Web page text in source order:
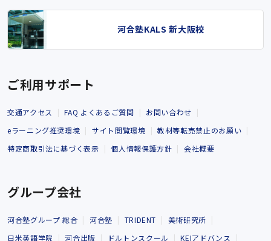
河合塾KALS 新大阪校
ご利用サポート
交通アクセス FAQ よくあるご質問
お問い合わせ
eラーニング推奨環境
サイト閲覧環境
教材等転売禁止のお願い
特定商取引法に基づく表示
個人情報保護方針 会社概要
グループ会社
河合塾グループ 総合 河合塾 TRIDENT
美術研究所
日米英語学院
河合出版 ドルトンスクール KEIアドバンス